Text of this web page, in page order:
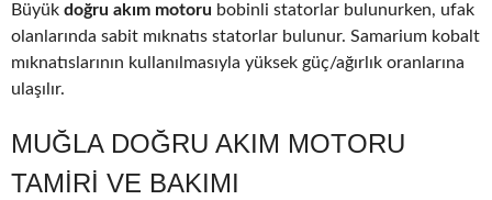
Büyük doğru akım motoru bobinli statorlar bulunurken, ufak
olanlarında sabit mıknatıs statorlar bulunur. Samarium kobalt
mıknatıslarının kullanılmasıyla yüksek güç/ağırlık oranlarına
ulaşılır.
MUĞLA DOĞRU AKIM MOTORU
TAMIRI VE BAKIMI